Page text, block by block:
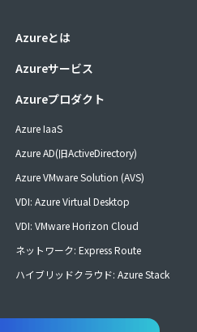
Azureとは
Azureサービス
Azureプロダクト
Azure IaaS
Azure AD(旧ActiveDirectory)
Azure VMware Solution (AVS)
VDI: Azure Virtual Desktop
VDI: VMware Horizon Cloud
ネットワーク: Express Route
ハイブリッドクラウド: Azure Stack